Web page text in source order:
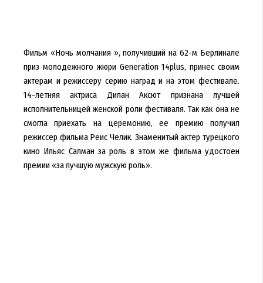
Фильм «Ночь молчания », получивший на 62-м Берлинале
приз молодежного жюри Generation 14plus, принес своим
актерам и режиссеру серию наград и на этом фестивале.
14-летняя актриса Дилан Аксют признана лучшей
исполнительницей женской роли фестиваля. Так как она не
смогла приехать на церемонию, ее премию получил
режиссер фильма Реис Челик. Знаменитый актер турецкого
кино Ильяс Салман за роль в этом же фильма удостоен
премии «за лучшую мужскую роль».